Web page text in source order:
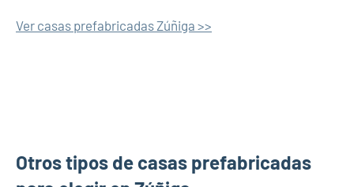
Ver casas prefabricadas Zúñiga >>
Otros tipos de casas prefabricadas